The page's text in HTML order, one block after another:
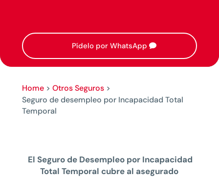
Pídelo por WhatsApp
Home> Otros Seguros>
Seguro de desempleo por Incapacidad Total
Temporal
El Seguro de Desempleo por Incapacidad
Total Temporal cubre al asegurado